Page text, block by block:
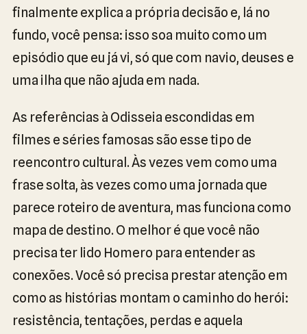
finalmente explica a própria decisão e, lá no
fundo, você pensa: isso soa muito como um
episódio que eu já vi, só que com navio, deuses e
uma ilha que não ajuda em nada.
As referências à Odisseia escondidas em
filmes e séries famosas são esse tipo de
reencontro cultural. Às vezes vem como uma
frase solta, às vezes como uma jornada que
parece roteiro de aventura, mas funciona como
mapa de destino. O melhor é que você não
precisa ter lido Homero para entender as
conexões. Você só precisa prestar atenção em
como as histórias montam o caminho do herói:
resistência, tentações, perdas e aquela